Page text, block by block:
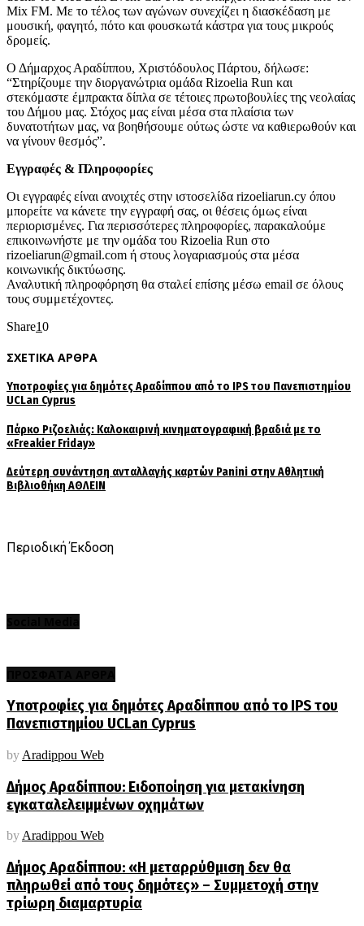
Mix FM. Με το τέλος των αγώνων συνεχίζει η διασκέδαση με
μουσική, φαγητό, πότο και φουσκωτά κάστρα για τους μικρούς
δρομείς.
Ο Δήμαρχος Αραδίππου, Χριστόδουλος Πάρτου, δήλωσε:
“Στηρίζουμε την διοργανώτρια ομάδα Rizoelia Run και
στεκόμαστε έμπρακτα δίπλα σε τέτοιες πρωτοβουλίες της νεολαίας
του Δήμου μας. Στόχος μας είναι μέσα στα πλαίσια των
δυνατοτήτων μας, να βοηθήσουμε ούτως ώστε να καθιερωθούν και
να γίνουν θεσμός”.
Εγγραφές & Πληροφορίες
Οι εγγραφές είναι ανοιχτές στην ιστοσελίδα rizoeliarun.cy όπου
μπορείτε να κάνετε την εγγραφή σας, οι θέσεις όμως είναι
περιορισμένες. Για περισσότερες πληροφορίες, παρακαλούμε
επικοινωνήστε με την ομάδα του Rizoelia Run στο
rizoeliarun@gmail.com ή στους λογαριασμούς στα μέσα
κοινωνικής δικτύωσης.
Αναλυτική πληροφόρηση θα σταλεί επίσης μέσω email σε όλους
τους συμμετέχοντες.
Share10
ΣΧΕΤΙΚΑ ΑΡΘΡΑ
Υποτροφίες για δημότες Αραδίππου από το IPS του Πανεπιστημίου
UCLan Cyprus
Πάρκο Ριζοελιάς: Καλοκαιρινή κινηματογραφική βραδιά με το
«Freakier Friday»
Δεύτερη συνάντηση ανταλλαγής καρτών Panini στην Αθλητική
Βιβλιοθήκη ΑΘΛΕΙΝ
Περιοδική Έκδοση
Υποτροφίες για δημότες Αραδίππου από το IPS του
Πανεπιστημίου UCLan Cyprus
by Aradippou Web
Δήμος Αραδίππου: Ειδοποίηση για μετακίνηση
εγκαταλελειμμένων οχημάτων
byAradippou Web
Δήμος Αραδίππου: «Η μεταρρύθμιση δεν θα
πληρωθεί από τους δημότες» – Συμμετοχή στην
τρίωρη διαμαρτυρία